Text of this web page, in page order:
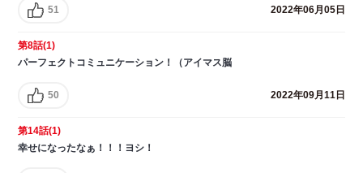
51 2022年06月05日
第8話(1)
パーフェクトコミュニケーション！（アイマス脳
50 2022年09月11日
第14話(1)
幸せになったなぁ！！！ヨシ！